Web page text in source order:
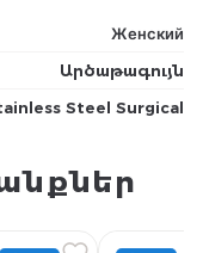
Женский
Արծաթագույն
Steel Surgical